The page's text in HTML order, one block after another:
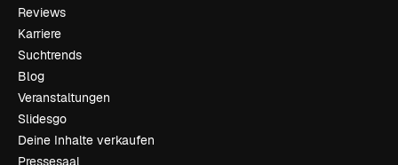
Reviews
Karriere
Suchtrends
Blog
Veranstaltungen
Slidesgo
Deine Inhalte verkaufen
Pressesaal